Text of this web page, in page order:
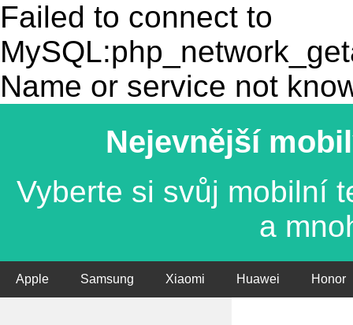
Failed to connect to
Name or service not
Nejevnější
Vyberte si svůj mobilní
a
Apple Samsung Xiaomi Huawei Honor